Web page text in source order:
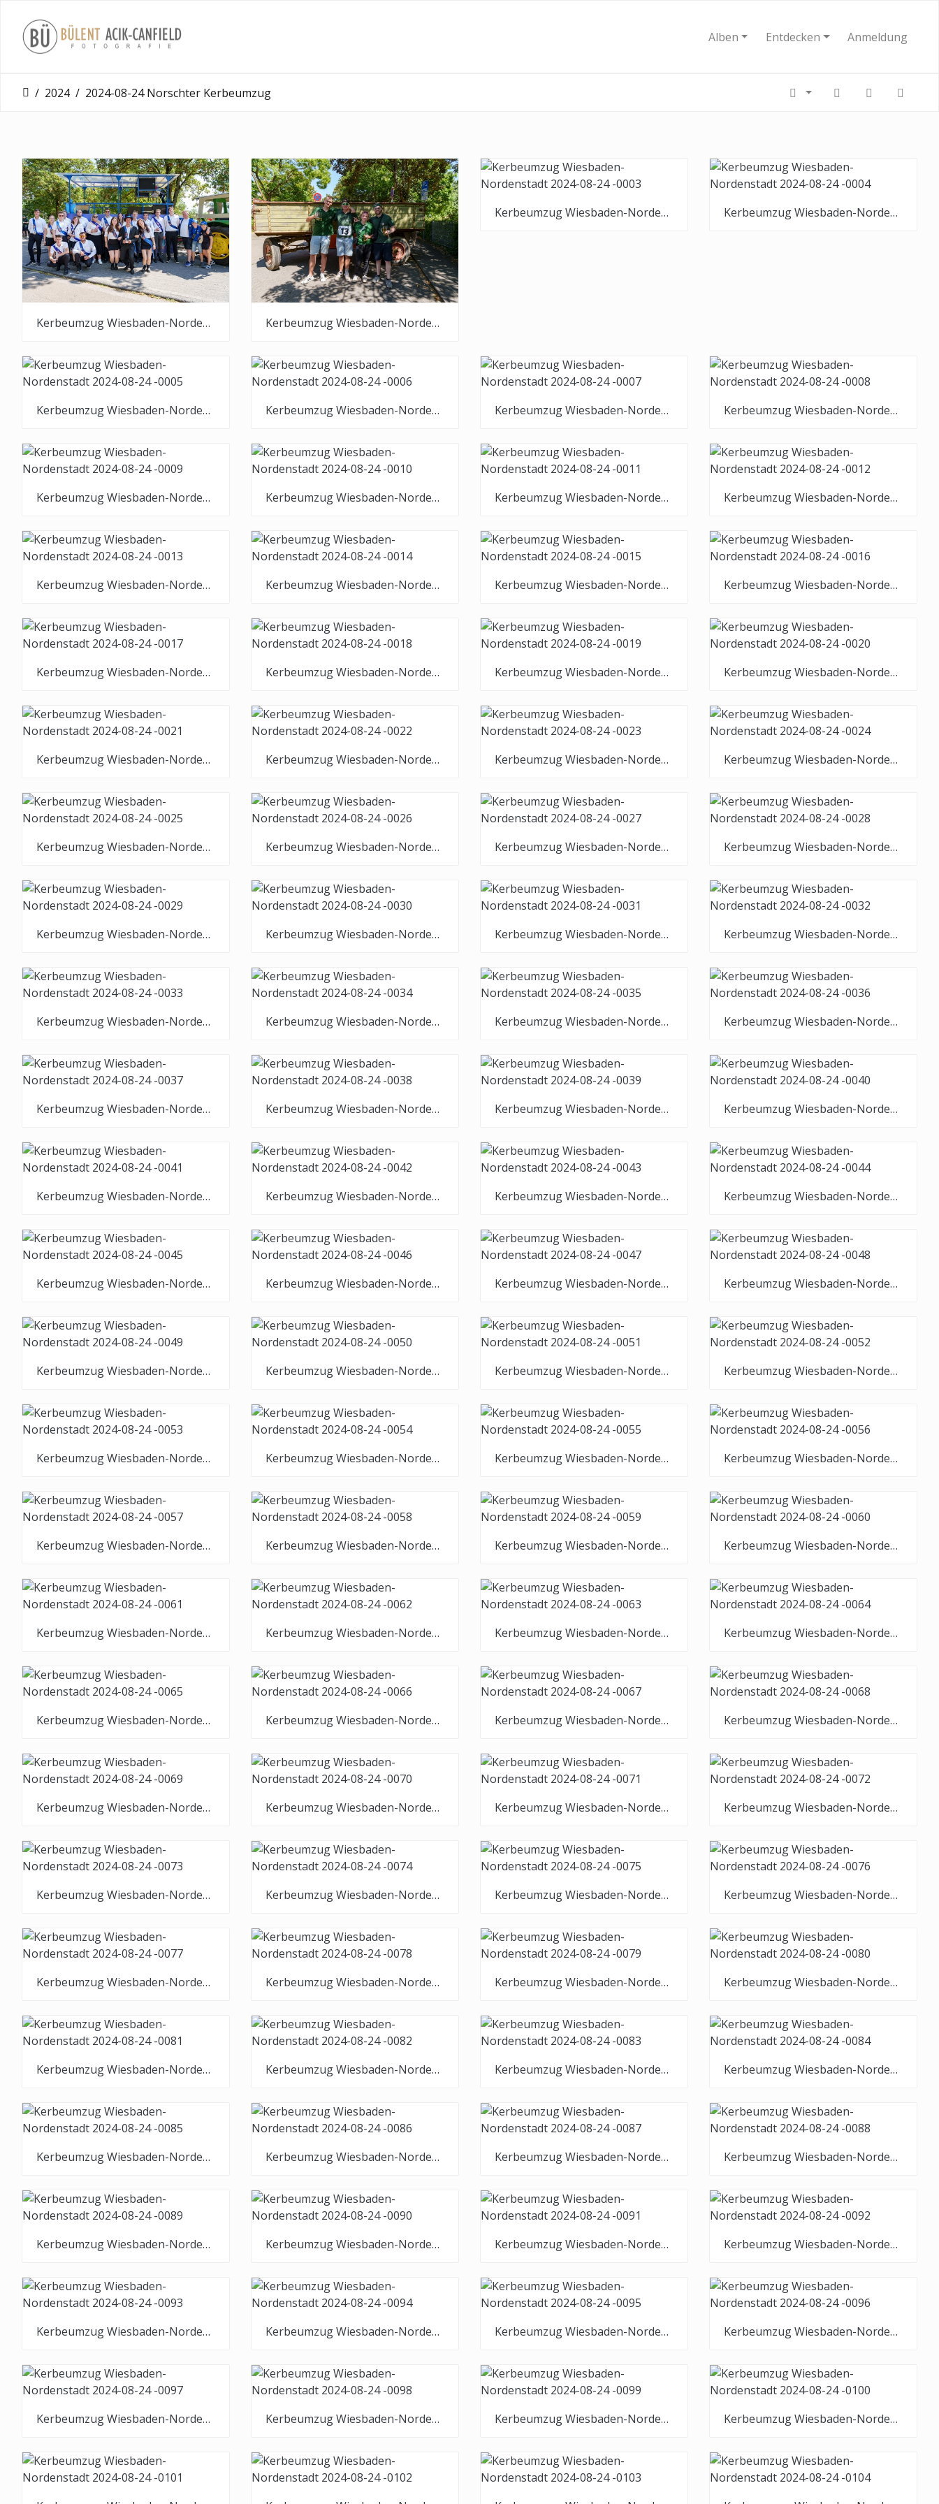
Alben Entdecken Anmeldung
2024 2024-08-24 Norschter Kerbeumzug
Kerbeumzug Wiesbaden-Nordenstadt 2024-08-24 -0001 Kerbeumzug Wiesbaden-Nordenstadt 2024-08-24 -0002
Kerbeumzug Wiesbaden-Nordenstadt 2024-08-24 -0003 Kerbeumzug Wiesbaden-Nordenstadt 2024-08-24 -0004
Kerbeumzug Wiesbaden-Nordenstadt 2024-08-24 -0005 Kerbeumzug Wiesbaden-Nordenstadt 2024-08-24 -0006 Kerbeumzug Wiesbaden-Nordenstadt 2024-08-24 -0007 Kerbeumzug Wiesbaden-Nordenstadt 2024-08-24 -0008
Kerbeumzug Wiesbaden-Nordenstadt 2024-08-24 -0009 Kerbeumzug Wiesbaden-Nordenstadt 2024-08-24 -0010 Kerbeumzug Wiesbaden-Nordenstadt 2024-08-24 -0011 Kerbeumzug Wiesbaden-Nordenstadt 2024-08-24 -0012
Kerbeumzug Wiesbaden-Nordenstadt 2024-08-24 -0013 Kerbeumzug Wiesbaden-Nordenstadt 2024-08-24 -0014 Kerbeumzug Wiesbaden-Nordenstadt 2024-08-24 -0015 Kerbeumzug Wiesbaden-Nordenstadt 2024-08-24 -0016
Kerbeumzug Wiesbaden-Nordenstadt 2024-08-24 -0017 Kerbeumzug Wiesbaden-Nordenstadt 2024-08-24 -0018 Kerbeumzug Wiesbaden-Nordenstadt 2024-08-24 -0019 Kerbeumzug Wiesbaden-Nordenstadt 2024-08-24 -0020
Kerbeumzug Wiesbaden-Nordenstadt 2024-08-24 -0021 Kerbeumzug Wiesbaden-Nordenstadt 2024-08-24 -0022 Kerbeumzug Wiesbaden-Nordenstadt 2024-08-24 -0023 Kerbeumzug Wiesbaden-Nordenstadt 2024-08-24 -0024
Kerbeumzug Wiesbaden-Nordenstadt 2024-08-24 -0025 Kerbeumzug Wiesbaden-Nordenstadt 2024-08-24 -0026 Kerbeumzug Wiesbaden-Nordenstadt 2024-08-24 -0027 Kerbeumzug Wiesbaden-Nordenstadt 2024-08-24 -0028
Kerbeumzug Wiesbaden-Nordenstadt 2024-08-24 -0029 Kerbeumzug Wiesbaden-Nordenstadt 2024-08-24 -0030 Kerbeumzug Wiesbaden-Nordenstadt 2024-08-24 -0031 Kerbeumzug Wiesbaden-Nordenstadt 2024-08-24 -0032
Kerbeumzug Wiesbaden-Nordenstadt 2024-08-24 -0033 Kerbeumzug Wiesbaden-Nordenstadt 2024-08-24 -0034 Kerbeumzug Wiesbaden-Nordenstadt 2024-08-24 -0035 Kerbeumzug Wiesbaden-Nordenstadt 2024-08-24 -0036
Kerbeumzug Wiesbaden-Nordenstadt 2024-08-24 -0037 Kerbeumzug Wiesbaden-Nordenstadt 2024-08-24 -0038 Kerbeumzug Wiesbaden-Nordenstadt 2024-08-24 -0039 Kerbeumzug Wiesbaden-Nordenstadt 2024-08-24 -0040
Kerbeumzug Wiesbaden-Nordenstadt 2024-08-24 -0041 Kerbeumzug Wiesbaden-Nordenstadt 2024-08-24 -0042 Kerbeumzug Wiesbaden-Nordenstadt 2024-08-24 -0043 Kerbeumzug Wiesbaden-Nordenstadt 2024-08-24 -0044
Kerbeumzug Wiesbaden-Nordenstadt 2024-08-24 -0045 Kerbeumzug Wiesbaden-Nordenstadt 2024-08-24 -0046 Kerbeumzug Wiesbaden-Nordenstadt 2024-08-24 -0047 Kerbeumzug Wiesbaden-Nordenstadt 2024-08-24 -0048
Kerbeumzug Wiesbaden-Nordenstadt 2024-08-24 -0049 Kerbeumzug Wiesbaden-Nordenstadt 2024-08-24 -0050 Kerbeumzug Wiesbaden-Nordenstadt 2024-08-24 -0051 Kerbeumzug Wiesbaden-Nordenstadt 2024-08-24 -0052
Kerbeumzug Wiesbaden-Nordenstadt 2024-08-24 -0053 Kerbeumzug Wiesbaden-Nordenstadt 2024-08-24 -0054 Kerbeumzug Wiesbaden-Nordenstadt 2024-08-24 -0055 Kerbeumzug Wiesbaden-Nordenstadt 2024-08-24 -0056
Kerbeumzug Wiesbaden-Nordenstadt 2024-08-24 -0057 Kerbeumzug Wiesbaden-Nordenstadt 2024-08-24 -0058 Kerbeumzug Wiesbaden-Nordenstadt 2024-08-24 -0059 Kerbeumzug Wiesbaden-Nordenstadt 2024-08-24 -0060
Kerbeumzug Wiesbaden-Nordenstadt 2024-08-24 -0061 Kerbeumzug Wiesbaden-Nordenstadt 2024-08-24 -0062 Kerbeumzug Wiesbaden-Nordenstadt 2024-08-24 -0063 Kerbeumzug Wiesbaden-Nordenstadt 2024-08-24 -0064
Kerbeumzug Wiesbaden-Nordenstadt 2024-08-24 -0065 Kerbeumzug Wiesbaden-Nordenstadt 2024-08-24 -0066 Kerbeumzug Wiesbaden-Nordenstadt 2024-08-24 -0067 Kerbeumzug Wiesbaden-Nordenstadt 2024-08-24 -0068
Kerbeumzug Wiesbaden-Nordenstadt 2024-08-24 -0069 Kerbeumzug Wiesbaden-Nordenstadt 2024-08-24 -0070 Kerbeumzug Wiesbaden-Nordenstadt 2024-08-24 -0071 Kerbeumzug Wiesbaden-Nordenstadt 2024-08-24 -0072
Kerbeumzug Wiesbaden-Nordenstadt 2024-08-24 -0073 Kerbeumzug Wiesbaden-Nordenstadt 2024-08-24 -0074 Kerbeumzug Wiesbaden-Nordenstadt 2024-08-24 -0075 Kerbeumzug Wiesbaden-Nordenstadt 2024-08-24 -0076
Kerbeumzug Wiesbaden-Nordenstadt 2024-08-24 -0077 Kerbeumzug Wiesbaden-Nordenstadt 2024-08-24 -0078 Kerbeumzug Wiesbaden-Nordenstadt 2024-08-24 -0079 Kerbeumzug Wiesbaden-Nordenstadt 2024-08-24 -0080
Kerbeumzug Wiesbaden-Nordenstadt 2024-08-24 -0081 Kerbeumzug Wiesbaden-Nordenstadt 2024-08-24 -0082 Kerbeumzug Wiesbaden-Nordenstadt 2024-08-24 -0083 Kerbeumzug Wiesbaden-Nordenstadt 2024-08-24 -0084
Kerbeumzug Wiesbaden-Nordenstadt 2024-08-24 -0085 Kerbeumzug Wiesbaden-Nordenstadt 2024-08-24 -0086 Kerbeumzug Wiesbaden-Nordenstadt 2024-08-24 -0087 Kerbeumzug Wiesbaden-Nordenstadt 2024-08-24 -0088
Kerbeumzug Wiesbaden-Nordenstadt 2024-08-24 -0089 Kerbeumzug Wiesbaden-Nordenstadt 2024-08-24 -0090 Kerbeumzug Wiesbaden-Nordenstadt 2024-08-24 -0091 Kerbeumzug Wiesbaden-Nordenstadt 2024-08-24 -0092
Kerbeumzug Wiesbaden-Nordenstadt 2024-08-24 -0093 Kerbeumzug Wiesbaden-Nordenstadt 2024-08-24 -0094 Kerbeumzug Wiesbaden-Nordenstadt 2024-08-24 -0095 Kerbeumzug Wiesbaden-Nordenstadt 2024-08-24 -0096
Kerbeumzug Wiesbaden-Nordenstadt 2024-08-24 -0097 Kerbeumzug Wiesbaden-Nordenstadt 2024-08-24 -0098 Kerbeumzug Wiesbaden-Nordenstadt 2024-08-24 -0099 Kerbeumzug Wiesbaden-Nordenstadt 2024-08-24 -0100